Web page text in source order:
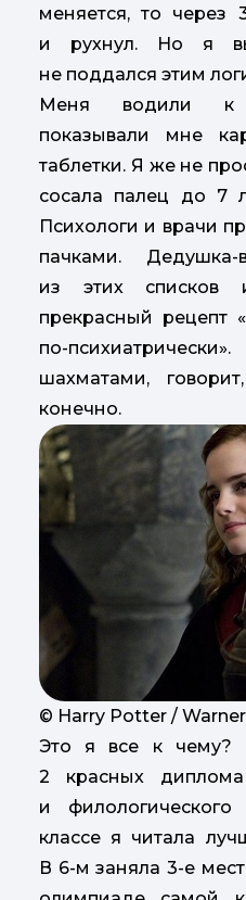
меняется, то через
и рухнул. Но я
не поддался этим
Меня водили к
показывали мне
таблетки. Я же не
сосала палец до 7
Психологи и врачи
пачками.
из этих списков
прекрасный рецепт
по-
шахматами,
конечно.
© Harry Potter /
Это я все к чему?
2 красных
и
классе я читала
В 6-м заняла 3-е